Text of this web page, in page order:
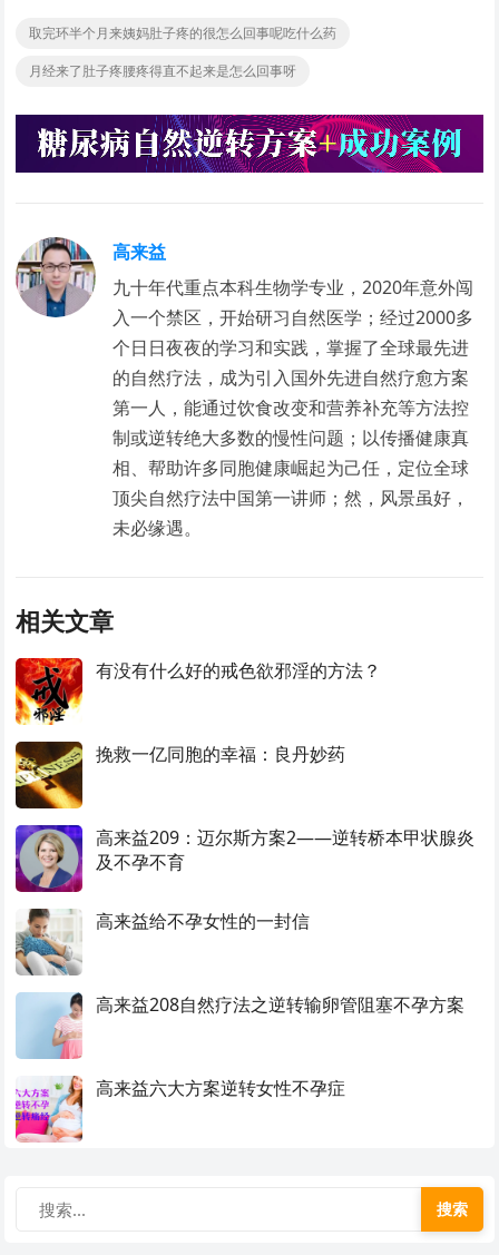
取完环半个月来姨妈肚子疼的很怎么回事呢吃什么药
月经来了肚子疼腰疼得直不起来是怎么回事呀
高来益
九十年代重点本科生物学专业，2020年意外闯
入一个禁区，开始研习自然医学；经过2000多
个日日夜夜的学习和实践，掌握了全球最先进
的自然疗法，成为引入国外先进自然疗愈方案
第一人，能通过饮食改变和营养补充等方法控
制或逆转绝大多数的慢性问题；以传播健康真
相、帮助许多同胞健康崛起为己任，定位全球
顶尖自然疗法中国第一讲师；然，风景虽好，
未必缘遇。
相关文章
有没有什么好的戒色欲邪淫的方法？
挽救一亿同胞的幸福：良丹妙药
高来益209：迈尔斯方案2——逆转桥本甲状腺炎
及不孕不育
高来益给不孕女性的一封信
高来益208自然疗法之逆转输卵管阻塞不孕方案
高来益六大方案逆转女性不孕症
搜索